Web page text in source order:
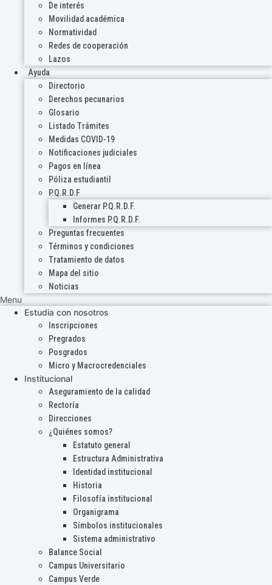
De interés
Movilidad académica
Normatividad
Redes de cooperación
Lazos
Ayuda
Directorio
Derechos pecunarios
Glosario
Listado Trámites
Medidas COVID-19
Notificaciones judiciales
Pagos en línea
Póliza estudiantil
P.Q.R.D.F
Generar P.Q.R.D.F.
Informes P.Q.R.D.F.
Preguntas frecuentes
Términos y condiciones
Tratamiento de datos
Mapa del sitio
Noticias
Menu
Estudia con nosotros
Inscripciones
Pregrados
Posgrados
Micro y Macrocredenciales
Institucional
Aseguramiento de la calidad
Rectoría
Direcciones
¿Quiénes somos?
Estatuto general
Estructura Administrativa
Identidad institucional
Historia
Filosofía institucional
Organigrama
Símbolos institucionales
Sistema administrativo
Balance Social
Campus Universitario
Campus Verde